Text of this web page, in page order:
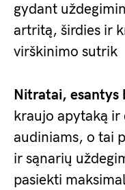
gydant
artritą, širdies ir
virškinimo sutrik
Nitratai, esantys
kraujo apytaką ir
audiniams, o tai
ir sąnarių
pasiekti